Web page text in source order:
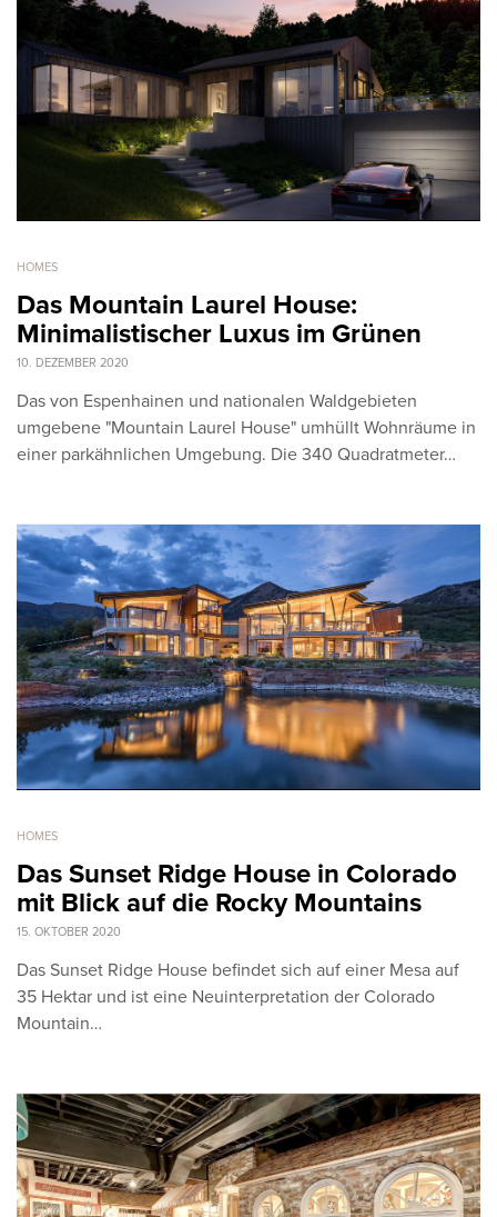
HOMES
Das Mountain Laurel House:
Minimalistischer Luxus im Grünen
10. DEZEMBER 2020
Das von Espenhainen und nationalen Waldgebieten
umgebene "Mountain Laurel House" umhüllt Wohnräume in
einer parkähnlichen Umgebung. Die 340 Quadratmeter…
HOMES
Das Sunset Ridge House in Colorado
mit Blick auf die Rocky Mountains
15. OKTOBER 2020
Das Sunset Ridge House befindet sich auf einer Mesa auf
35 Hektar und ist eine Neuinterpretation der Colorado
Mountain…